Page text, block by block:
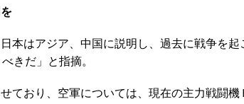
本はアジア、中国に説明し、過去に戦争を起
きだ」と指摘。
ており、空軍については、現在の主力戦闘機